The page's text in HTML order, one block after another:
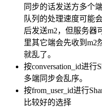
同步的话发送方多个
队列的处理速度可能
后发送m2，但服务器
里其它端会先收到m2
就乱了。
按conversation_id进
多端同步会乱序。
按from_user_id进行
比较好的选择